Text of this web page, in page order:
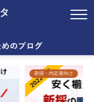
新採・内定者向け